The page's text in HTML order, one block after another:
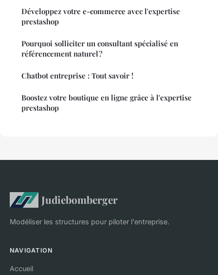
Développez votre e-commerce avec l'expertise
prestashop
Pourquoi solliciter un consultant spécialisé en
référencement naturel ?
Chatbot entreprise : Tout savoir !
Boostez votre boutique en ligne grâce à l'expertise
prestashop
Judiebomberger
Modéliser les structures pour piloter l'entreprise.
NAVIGATION
Accueil